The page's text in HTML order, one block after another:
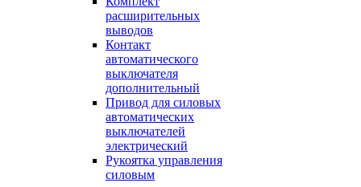
расширительных
выводов
Контакт
автоматического
выключателя
дополнительный
Привод для силовых
автоматических
выключателей
электрический
Рукоятка управления
силовым